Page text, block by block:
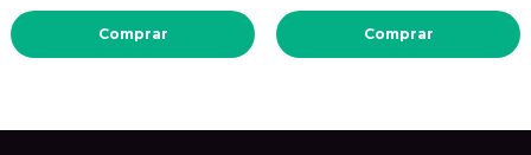
Comprar Comprar